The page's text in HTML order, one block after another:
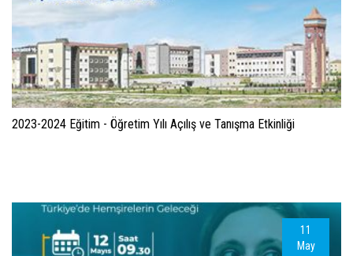
2023-2024 Eğitim - Öğretim Yılı Açılış ve Tanışma Etkinliği
11
May